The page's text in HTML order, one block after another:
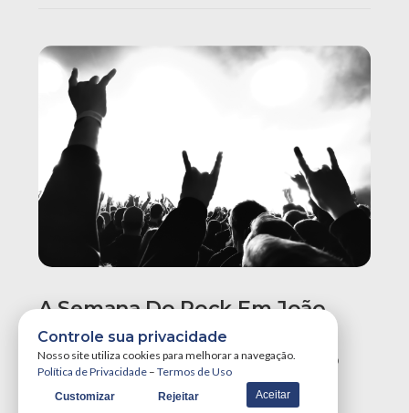
A Semana Do Rock Em João
Pessoa Promete Um Dos
Maiores Finais De Semana Do
Controle sua privacidade
Nosso site utiliza cookies para melhorar a navegação.
Política de Privacidade – Termos de Uso
Customizar Rejeitar Aceitar